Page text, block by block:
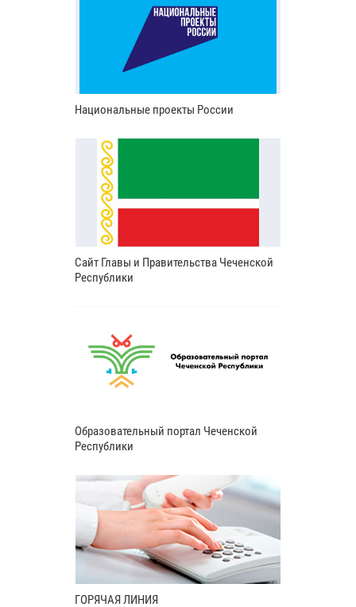
Национальные проекты России
Сайт Главы и Правительства Чеченской
Республики
Образовательный портал Чеченской
Республики
ГОРЯЧАЯ ЛИНИЯ